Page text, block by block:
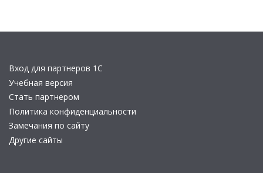
Вход для партнеров 1С
Учебная версия
Стать партнером
Политика конфиденциальности
Замечания по сайту
Другие сайты